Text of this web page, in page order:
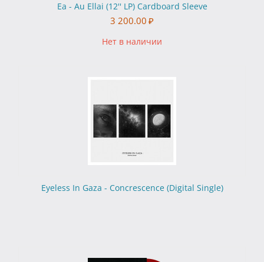
Ea - Au Ellai (12'' LP) Cardboard Sleeve
3 200.00 ₽
Нет в наличии
Eyeless In Gaza - Concrescence (Digital Single)